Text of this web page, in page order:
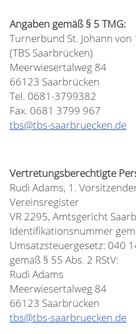
Angaben gemäß § 5 TMG:
Turnerbund St. Johann von
(TBS Saarbrücken)
Meerwiesertalweg 84
66123 Saarbrücken
Tel. 0681-3799382
Fax. 0681 3799 967
tbs@tbs-saarbruecken.de
Vertretungsberechtigte
Rudi Adams, 1.
Vereinsregister
VR 2295, Amtsgericht
Identifikationsnummer
Umsatzsteuergesetz: 040
gemäß § 55 Abs. 2 RStV:
Rudi Adams
Meerwiesertalweg 84
66123 Saarbrücken
tbs@tbs-saarbruecken.de